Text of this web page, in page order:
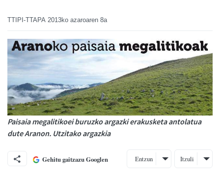
TTIPI-TTAPA 2013ko azaroaren 8a
Paisaia megalitikoei buruzko argazki erakusketa antolatua
dute Aranon. Utzitako argazkia
Gehitu gaitzazu Googlen Entzun Itzuli